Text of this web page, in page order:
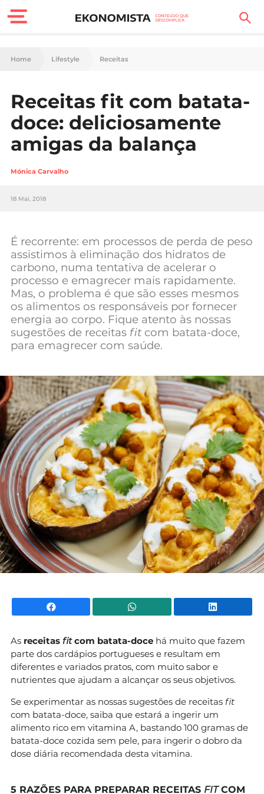
Finanças Pessoais
Carreira
Casa
Lifestyle
Sociedade
Negócios
Mundial 2026
Home Lifestyle Receitas
Receitas fit com batata-
doce: deliciosamente
amigas da balança
Mónica Carvalho
18 Mai, 2018
É recorrente: em processos de perda de peso
assistimos à eliminação dos hidratos de
carbono, numa tentativa de acelerar o
processo e emagrecer mais rapidamente.
Mas, o problema é que são esses mesmos
os alimentos os responsáveis por fornecer
energia ao corpo. Fique atento às nossas
sugestões de receitas fit com batata-doce,
para emagrecer com saúde.
Facebook WhatsApp
As receitas fitcom batata-doce há muito que fazem
parte dos cardápios portugueses e resultam em
diferentes e variados pratos, com muito sabor e
nutrientes que ajudam a alcançar os seus objetivos.
Se experimentar as nossas sugestões de receitas fit
com batata-doce, saiba que estará a ingerir um
alimento rico em vitamina A, bastando 100 gramas de
batata-doce cozida sem pele, para ingerir o dobro da
dose diária recomendada desta vitamina.
5 RAZÕES PARA PREPARAR RECEITAS FITCOM